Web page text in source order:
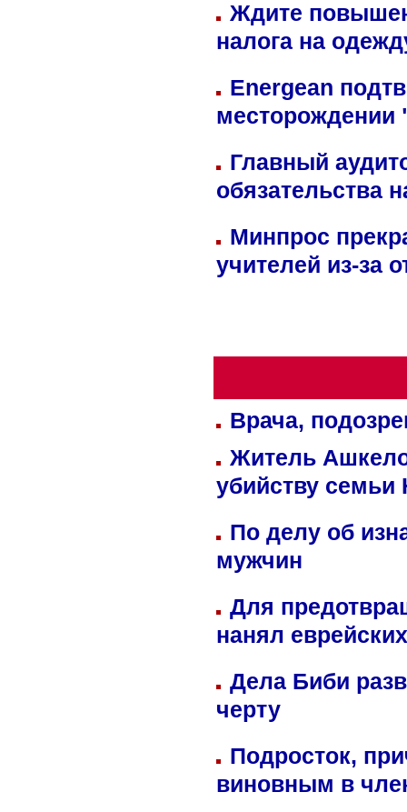
Ждите
налога на
Energean
Главный
обязательства
Минпрос
учителей из-за
Врача,
Житель
убийству семьи
По делу об
мужчин
Для
нанял
Дела Биби
черту
Подросток,
виновным в